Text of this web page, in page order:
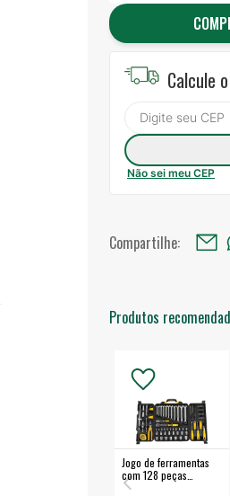
Calcule
Não sei meu CEP
Compartilhe:
Produtos
Jogo de ferramentas
com 128 peças
embalagem fechada -